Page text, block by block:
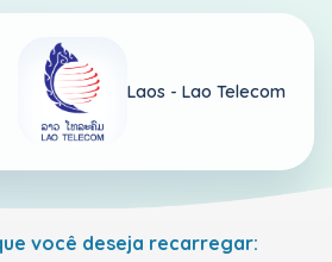
Laos - Lao Telecom
você deseja recarregar: